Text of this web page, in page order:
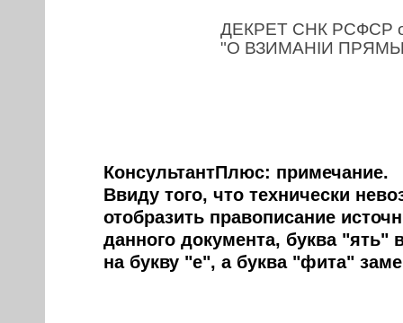
ДЕКРЕТ СНК РСФСР
"О ВЗИМАНIИ
КонсультантПлюс: примечание.
Ввиду того, что технически
отобразить правописание
данного документа, буква "ять"
на букву "е", а буква "фита"